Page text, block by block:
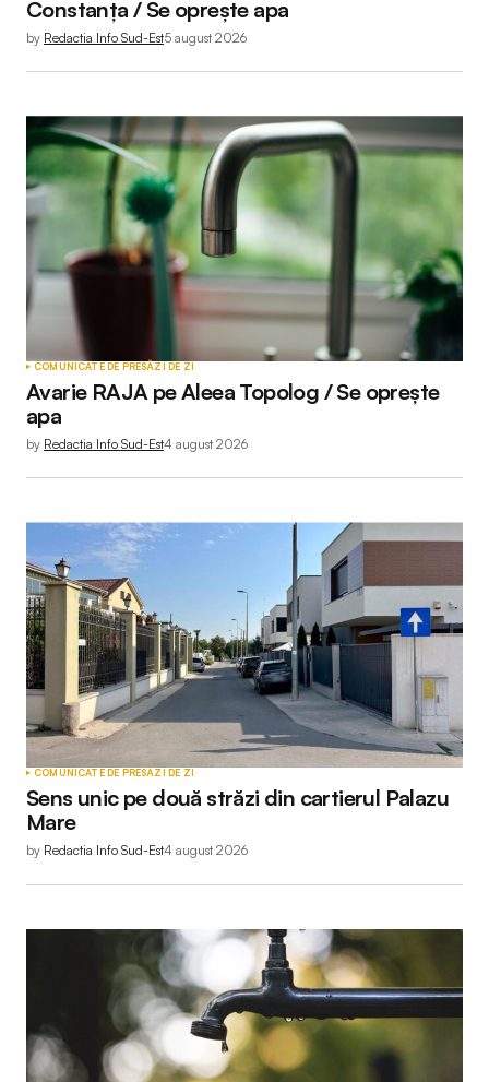
Constanța / Se oprește apa
by Redactia Info Sud-Est5 august 2026
COMUNICATE DE PRESĂZI DE ZI
Avarie RAJA pe Aleea Topolog / Se oprește
apa
by Redactia Info Sud-Est4 august 2026
COMUNICATE DE PRESĂZI DE ZI
Sens unic pe două străzi din cartierul Palazu
Mare
by Redactia Info Sud-Est4 august 2026